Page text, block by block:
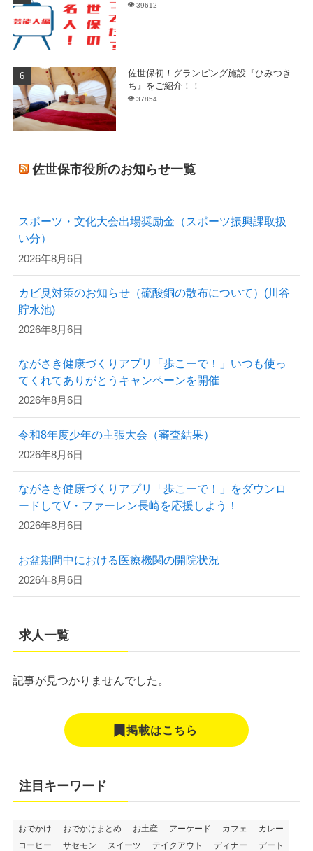
39612
佐世保初！グランピング施設『ひみつき
ち』をご紹介！！
37854
佐世保市役所のお知らせ一覧
スポーツ・文化大会出場奨励金（スポーツ振興課取扱
い分）
2026年8月6日
カビ臭対策のお知らせ（硫酸銅の散布について）(川谷
貯水池)
2026年8月6日
ながさき健康づくりアプリ「歩こーで！」いつも使っ
てくれてありがとうキャンペーンを開催
2026年8月6日
令和8年度少年の主張大会（審査結果）
2026年8月6日
ながさき健康づくりアプリ「歩こーで！」をダウンロ
ードしてV・ファーレン長崎を応援しよう！
2026年8月6日
お盆期間中における医療機関の開院状況
2026年8月6日
求人一覧
記事が見つかりませんでした。
掲載はこちら
注目キーワード
おでかけ おでかけまとめ お土産 アーケード カフェ
カレー
コーヒー
サセモン スイーツ テイクアウト ディナー デート